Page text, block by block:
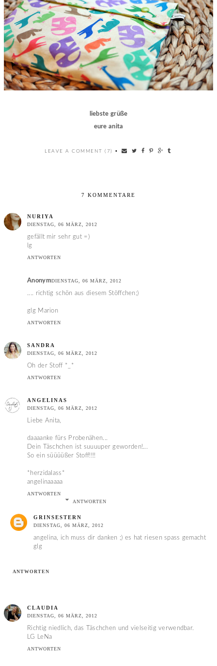
liebste grüße
eure anita
LEAVE A COMMENT (7) •
7 KOMMENTARE
NURIYA
DIENSTAG, 06 MÄRZ, 2012
gefällt mir sehr gut =)
lg
ANTWORTEN
AnonymDIENSTAG, 06 MÄRZ, 2012
.... richtig schön aus diesem Stöffchen;)
glg Marion
ANTWORTEN
SANDRA
DIENSTAG, 06 MÄRZ, 2012
Oh der Stoff *_*
ANTWORTEN
ANGELINAS
DIENSTAG, 06 MÄRZ, 2012
Liebe Anita,
daaaanke fürs Probenähen...
Dein Täschchen ist suuuuper geworden!...
So ein süüüüßer Stoff!!!!
*herzidalass*
angelinaaaaa
ANTWORTEN
ANTWORTEN
GRINSESTERN
DIENSTAG, 06 MÄRZ, 2012
angelina, ich muss dir danken ;) es hat riesen spass gemacht
glg
ANTWORTEN
CLAUDIA
DIENSTAG, 06 MÄRZ, 2012
Richtig niedlich, das Täschchen und vielseitig verwendbar.
LG LeNa
ANTWORTEN